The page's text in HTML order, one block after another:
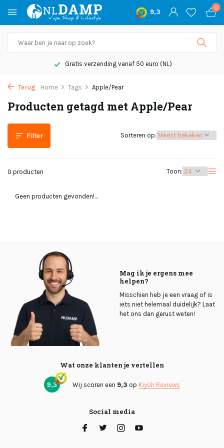
9,3
0
Gratis verzending vanaf 50 euro (NL)
Terug Home Tags Apple/Pear
Producten getagd met Apple/Pear
Filter
0 producten Toon:
Sorteren op:
Geen producten gevonden!...
Mag ik je ergens mee
helpen?
Misschien heb je een vraag of is
iets niet helemaal duidelijk? Laat
het ons dan gerust weten!
Wat onze klanten je vertellen
9,3 Wij scoren een 9,3 op Kiyoh Reviews
Social media